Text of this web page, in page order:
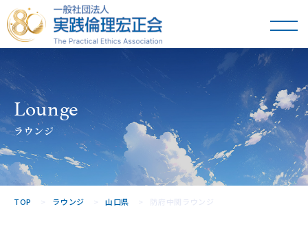
一般社団法人
実践倫理宏正会
Lounge
ラウンジ
TOP ラウンジ 山口県 防府中関ラウンジ